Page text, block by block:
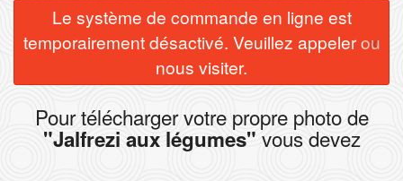
Commander en ligne
Emplacement
Connection
Le système de commande en ligne est
temporairement désactivé. Veuillez appeler ou
nous visiter.
×
Pour télécharger votre propre photo de
"Jalfrezi aux légumes"vous devez